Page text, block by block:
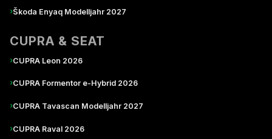
›Škoda Enyaq Modelljahr 2027
CUPRA & SEAT
›CUPRA Leon 2026
›CUPRA Formentor e-Hybrid 2026
›CUPRA Tavascan Modelljahr 2027
›CUPRA Raval 2026